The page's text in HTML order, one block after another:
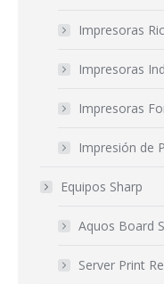
Impresoras
Impresoras
Impresoras
Impresión de
Equipos Sharp
Aquos Board
Server Print